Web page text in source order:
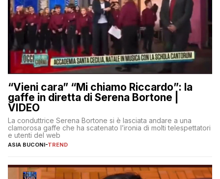
“Vieni cara” “Mi chiamo Riccardo”: la
gaffe in diretta di Serena Bortone |
VIDEO
La conduttrice Serena Bortone si è lasciata andare a una
clamorosa gaffe che ha scatenato l’ironia di molti telespettatori
e utenti del web
ASIA BUCONI-TREND